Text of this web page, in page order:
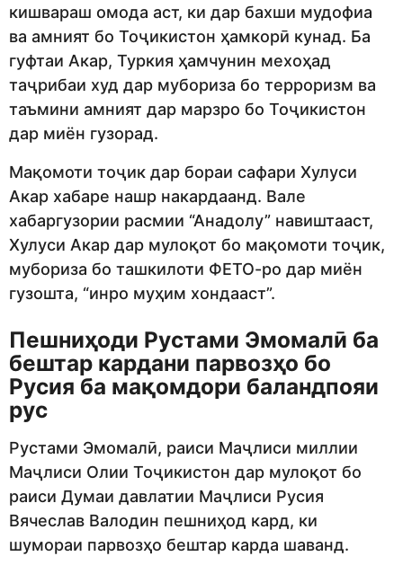
кишвараш омода аст, ки дар бахши мудофиа
ва амният бо Тоҷикистон ҳамкорӣ кунад. Ба
гуфтаи Акар, Туркия ҳамчунин мехоҳад
таҷрибаи худ дар мубориза бо терроризм ва
таъмини амният дар марзро бо Тоҷикистон
дар миён гузорад.
Мақомоти тоҷик дар бораи сафари Хулуси
Акар хабаре нашр накардаанд. Вале
хабаргузории расмии “Анадолу” навиштааст,
Хулуси Акар дар мулоқот бо мақомоти тоҷик,
мубориза бо ташкилоти ФЕТО-ро дар миён
гузошта, “инро муҳим хондааст”.
Пешниҳоди Рустами Эмомалӣ ба
бештар кардани парвозҳо бо
Русия ба мақомдори баландпояи
рус
Рустами Эмомалӣ, раиси Маҷлиси миллии
Маҷлиси Олии Тоҷикистон дар мулоқот бо
раиси Думаи давлатии Маҷлиси Русия
Вячеслав Валодин пешниҳод кард, ки
шумораи парвозҳо бештар карда шаванд.